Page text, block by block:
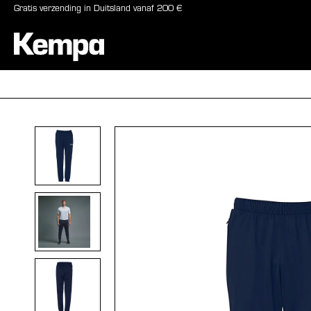
Gratis verzending in Duitsland vanaf 200 €
Afbeeldingengalerij overslaan